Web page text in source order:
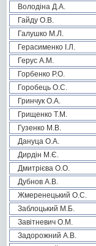
Володіна Д.А.
Гайду О.В.
Галушко М.Л.
Герасименко І.Л.
Герус А.М.
Горбенко Р.О.
Горобець О.С.
Гринчук О.А.
Грищенко Т.М.
Гузенко М.В.
Дануца О.А.
Дирдін М.Є.
Дмитрієва О.О.
Дубнов А.В.
Жмеренецький О.С.
Заблоцький М.Б.
Завітневич О.М.
Задорожний А.В.